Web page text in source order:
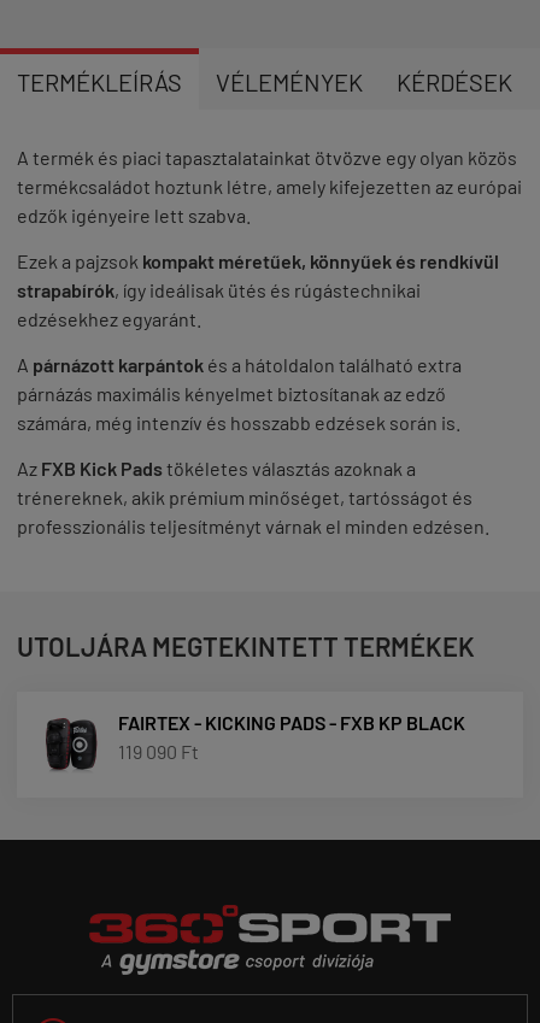
TERMÉKLEÍRÁS VÉLEMÉNYEK KÉRDÉSEK
A termék és piaci tapasztalatainkat ötvözve egy olyan közös
termékcsaládot hoztunk létre, amely kifejezetten az európai
edzők igényeire lett szabva.
Ezek a pajzsok kompakt méretűek, könnyűek és rendkívül
strapabírók, így ideálisak ütés és rúgástechnikai
edzésekhez egyaránt.
A párnázott karpántok és a hátoldalon található extra
párnázás maximális kényelmet biztosítanak az edző
számára, még intenzív és hosszabb edzések során is.
Az FXB Kick Padstökéletes választás azoknak a
trénereknek, akik prémium minőséget, tartósságot és
professzionális teljesítményt várnak el minden edzésen.
UTOLJÁRA MEGTEKINTETT TERMÉKEK
FAIRTEX - KICKING PADS - FXB KP BLACK
119 090 Ft